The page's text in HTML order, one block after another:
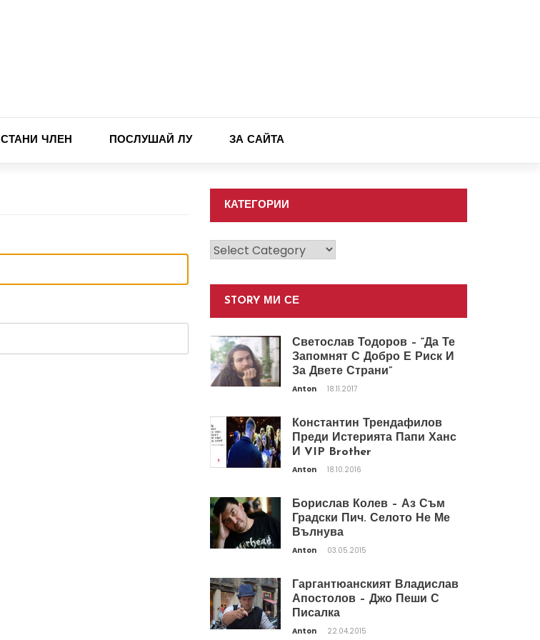
СТАНИ ЧЛЕН ПОСЛУШАЙ ЛУ ЗА САЙТА
КАТЕГОРИИ
Категории
STORY МИ СЕ
Светослав Тодоров – “Да Те
Запомнят С Добро Е Риск И
За Двете Страни”
Anton 18.11.2017
Константин Трендафилов
Преди Истерията Папи Ханс
И VIP Brother
Anton 18.10.2016
Борислав Колев – Аз Съм
Градски Пич. Селото Не Ме
Вълнува
Anton 03.05.2015
Гаргантюанският Владислав
Апостолов – Джо Пеши С
Писалка
Anton 22.04.2015